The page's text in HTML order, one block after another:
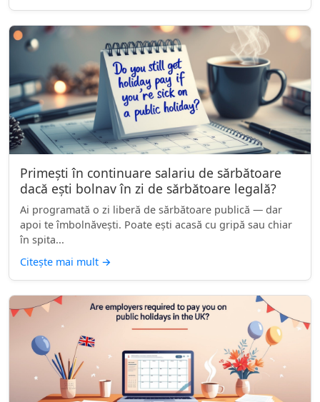
Primești în continuare salariu de sărbătoare
dacă ești bolnav în zi de sărbătoare legală?
Ai programată o zi liberă de sărbătoare publică — dar
apoi te îmbolnăvești. Poate ești acasă cu gripă sau chiar
în spita...
Citește mai mult →